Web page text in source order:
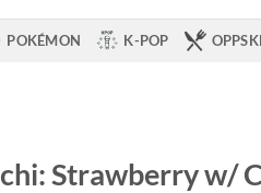
POKÉMON K-POP
Strawberry w/